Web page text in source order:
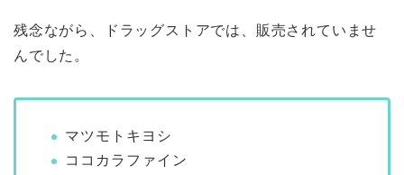
残念ながら、ドラッグストアでは、販売されていませ
んでした。
マツモトキヨシ
ココカラファイン